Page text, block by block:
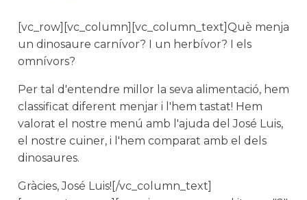
[vc_row][vc_column][vc_column_text]Què menja
un dinosaure carnívor? I un herbívor? I els
omnívors?
Per tal d'entendre millor la seva alimentació, hem
classificat diferent menjar i l'hem tastat! Hem
valorat el nostre menú amb l'ajuda del José Luis,
el nostre cuiner, i l'hem comparat amb el dels
dinosaures.
Gràcies, José Luis![/vc_column_text]